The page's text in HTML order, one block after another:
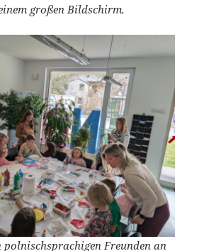
großen Bildschirm.
polnischsprachigen Freunden an